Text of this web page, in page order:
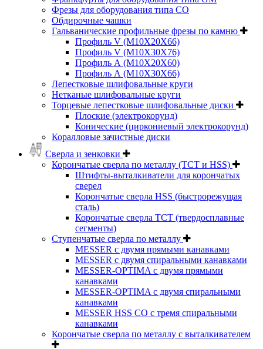
Фрезы для оборудования типа СО
Обдирочные чашки
Гальванические профильные фрезы по камню
Профиль V (M10X20X66)
Профиль V (M10X30X76)
Профиль А (М10Х20Х60)
Профиль А (М10Х30Х66)
Лепестковые шлифовальные круги
Нетканые шлифовальные круги
Торцевые лепестковые шлифовальные диски
Плоские (электрокорунд)
Конические (циркониевый электрокорунд)
Коралловые зачистные диски
Сверла и зенковки
Корончатые сверла по металлу (TCT и HSS)
Штифты-выталкиватели для корончатых
сверел
Корончатые сверла HSS (быстрорежущая
сталь)
Корончатые сверла TCT (твердосплавные
сегменты)
Ступенчатые сверла по металлу
MESSER с двумя прямыми канавками
MESSER с двумя спиральными канавками
MESSER-OPTIMA с двумя прямыми
канавками
MESSER-OPTIMA с двумя спиральными
канавками
MESSER HSS CО с тремя спиральными
канавками
Корончатые сверла по металлу c выталкивателем